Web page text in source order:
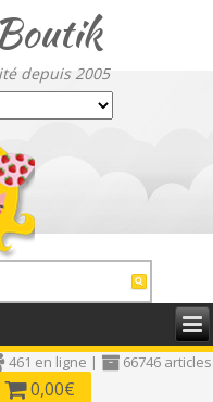
depuis 2005
461 en ligne |
66746 articles
0,00€